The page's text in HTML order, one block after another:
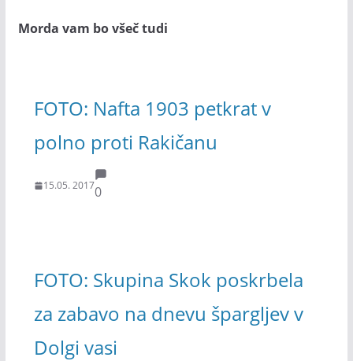
Morda vam bo všeč tudi
FOTO: Nafta 1903 petkrat v
polno proti Rakičanu
15.05. 20170
FOTO: Skupina Skok poskrbela
za zabavo na dnevu špargljev v
Dolgi vasi